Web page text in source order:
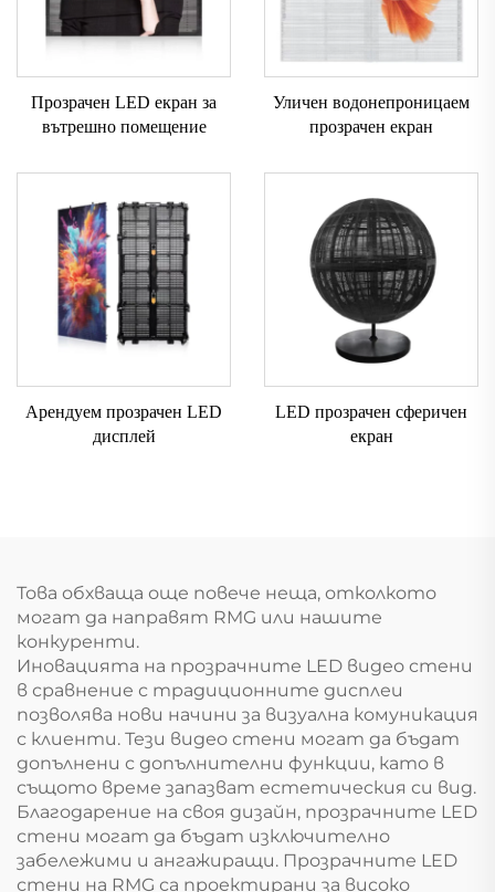
Прозрачен LED екран за
вътрешно помещение
Уличен водонепроницаем
прозрачен екран
Арендуем прозрачен LED
дисплей
LED прозрачен сферичен
екран
Това обхваща още повече неща, отколкото
могат да направят RMG или нашите
конкуренти.
Иновацията на прозрачните LED видео стени
в сравнение с традиционните дисплеи
позволява нови начини за визуална комуникация
с клиенти. Тези видео стени могат да бъдат
допълнени с допълнителни функции, като в
същото време запазват естетическия си вид.
Благодарение на своя дизайн, прозрачните LED
стени могат да бъдат изключително
забележими и ангажиращи. Прозрачните LED
стени на RMG са проектирани за високо